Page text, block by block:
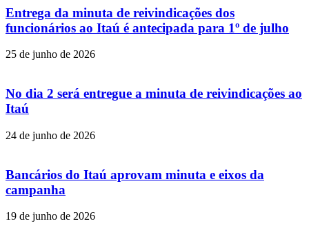
Entrega da minuta de reivindicações dos
funcionários ao Itaú é antecipada para 1º de julho
25 de junho de 2026
No dia 2 será entregue a minuta de reivindicações ao
Itaú
24 de junho de 2026
Bancários do Itaú aprovam minuta e eixos da
campanha
19 de junho de 2026